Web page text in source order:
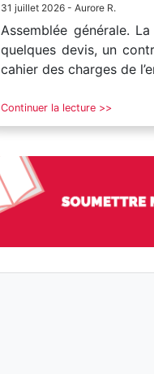
31 juillet 2026 - Aurore R.
Assemblée générale.
quelques devis, un
cahier des charges de
Continuer la lecture >>